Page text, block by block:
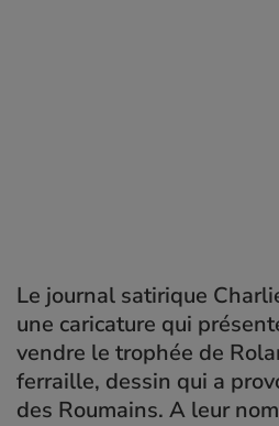
Le journal satirique
une caricature qui
vendre le trophée de
ferraille, dessin qui a
des Roumains. A leur